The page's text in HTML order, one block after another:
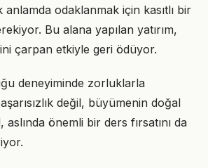
odaklanmak için kasıtlı bir
Bu alana yapılan yatırım,
çarpan etkiyle geri ödüyor.
deneyiminde zorluklarla
değil, büyümenin doğal
önemli bir ders fırsatını da